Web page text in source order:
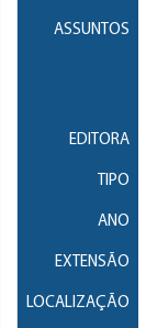
ASSUNTOS
EDITORA
TIPO
ANO
EXTENSÃO
LOCALIZAÇÃO